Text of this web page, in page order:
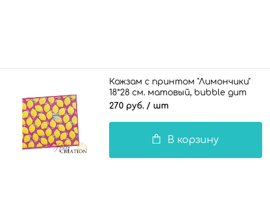
Кожзам с принтом "Лимончики"
18*28 см. матовый, bubble gum
270 руб. / шт
В корзину